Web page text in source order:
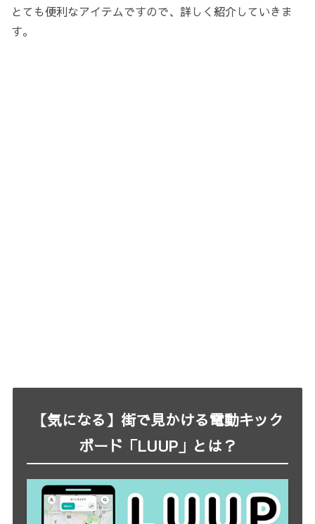
とても便利なアイテムですので、詳しく紹介していきま
す。
【気になる】街で見かける電動キック
ボード「LUUP」とは？